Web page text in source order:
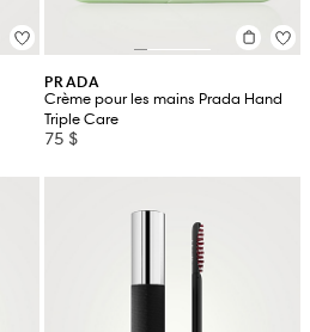
PRADA
Crème pour les mains Prada Hand
Triple Care
75 $